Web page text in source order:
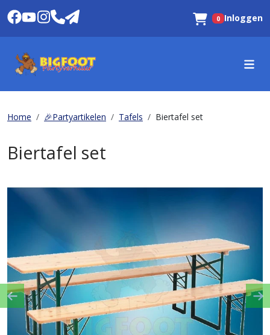
Winkelwagen
0 Inloggen
Home 🎉Partyartikelen Tafels Biertafel set
Biertafel set
Previous